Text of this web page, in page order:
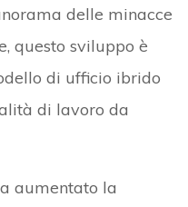
delle minacce
questo sviluppo è
di ufficio ibrido
di lavoro da
aumentato la